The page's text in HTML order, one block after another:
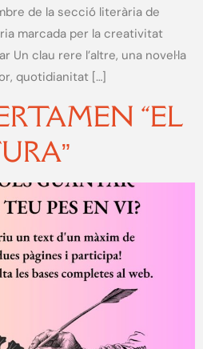
de la secció literària de
marcada per la creativitat
Un clau rere l’altre, una novel·la
quotidianitat […]
“EL